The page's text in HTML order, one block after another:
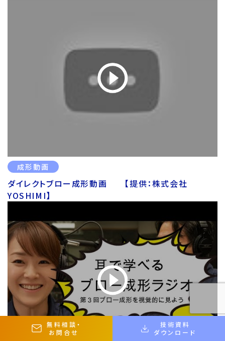
成形動画
ダイレクトブロー成形動画 【提供：株式会社
YOSHIMI】
無料相談 ・
お問合せ
技術資料
ダウンロード